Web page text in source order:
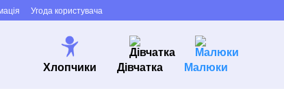
Угода користувача
Хлопчики Дівчатка Малюки